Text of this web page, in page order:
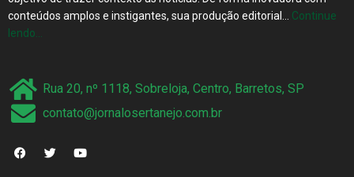
conteúdos amplos e instigantes, sua produção editorial… Continue
lendo…
Rua 20, nº 1118, Sobreloja, Centro, Barretos, SP
contato@jornalosertanejo.com.br